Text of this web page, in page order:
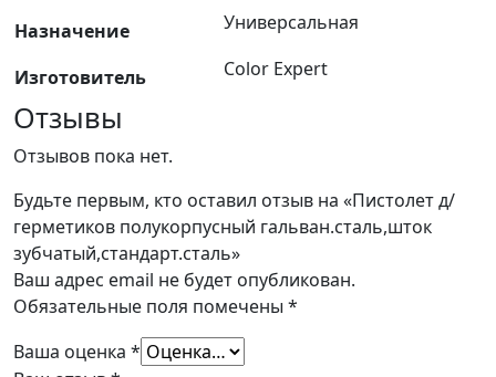
Назначение Универсальная
Изготовитель Color Expert
Отзывы
Отзывов пока нет.
Будьте первым, кто оставил отзыв на «Пистолет д/
герметиков полукорпусный гальван.сталь,шток
зубчатый,стандарт.сталь»
Ваш адрес email не будет опубликован.
Обязательные поля помечены *
Ваша оценка *